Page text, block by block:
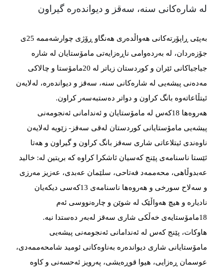
لە شارەکانی سنە، سەقز و دیواندەرە گیراون
بەپێی ڕاپۆرتەکانی هەواڵدەری هەنگاو ڕۆژی چوارشەممە 25ی
جۆزەردان، لە بەردەوامی ناڕەزایەتی مامۆستایان لە شارە
جیاجیاکانی ئێران و کوردستان زیاتر لە 20مامۆستا و چالاکی
مەدەنی پیشەیی لە شارەکانی سنە، سەقز و دیواندەرە، لەلایەن
ئیتڵاعاتەوە بانگ کراون و دواتر دەستبەسەر کراون.
هەروەها 18کەس لە مامۆستایان و ئەندامانی ئەنجومەنی
پیشەیی مامۆستایانی کوردستان لەقی سەقز- زێویە لەلایەن
ناوەندی ئیتلاعاتی شاری سەقز بانگ کراون و گیراون و هەتا
ئێستا ناسنامەی پێنج کەسیان ئاشکرا کراوە کە بریتین لە: خالید
عەبدوڵاهی، محەممەد فەتاحی، سلێمان عەبدی، عەزیز مەرزی
و سەلاح سورخی و هەروەها ناسنامەی 13کەسی دیکەیان
نادیارە و هیچ هەواڵێک لە شوێن و چارەنووسی ئەم
18مامۆستایەی خەڵکی شاری سەقز لەبەر دەستدا نیە.
هاوکات، پێنج کەس لە ئەندامانی ئەنجومەنی پیشەیی
مامۆستایانی شاری دیواندەرە بەناوەکانی ئومید شامحەممەدی،
عوسمان ڕەزایی، هیوا قوڕەیشی، پەرویز ئەحسەنی و کاوە